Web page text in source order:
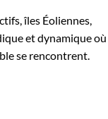
îles Éoliennes,
et dynamique où
se rencontrent.